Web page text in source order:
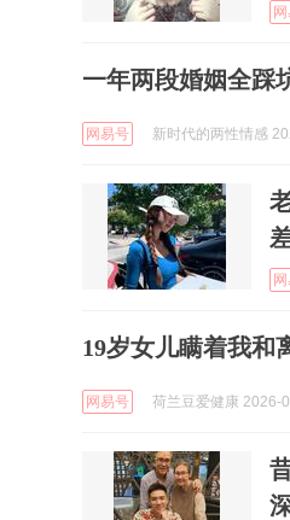
一年两段婚姻全踩
网易号 新时代的两性情感
19岁女儿瞒着我和
网易号 荷兰豆爱健康 2026-